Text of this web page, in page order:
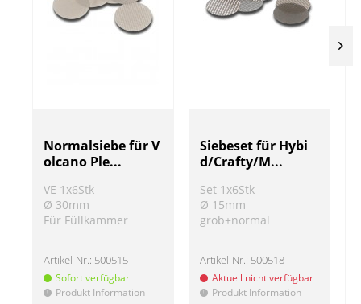
Normalsiebe für V
olcano Ple...
VE 1x6Stk
Ø 30mm
Für Füllkammer
Artikel-Nr.: 500515
Sofort verfügbar
! Produkt Information
Siebeset für Hybi
d/Crafty/M...
Set 1x6Stk
Ø 15mm
grob+normal
Artikel-Nr.: 500518
Aktuell nicht verfügbar
! Produkt Information